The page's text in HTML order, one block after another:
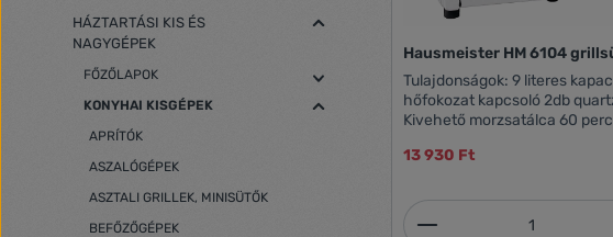
HÁZTARTÁSI KIS ÉS
NAGYGÉPEK
FŐZŐLAPOK
KONYHAI KISGÉPEK
APRÍTÓK
ASZALÓGÉPEK
ASZTALI GRILLEK, MINISÜTŐK
BEFŐZŐGÉPEK
Hausmeister HM 6104
Tulajdonságok: 9 literes kapacitás 90-230°C
hőfokozat kapcsoló 2db quartz fűtőelem
Kivehető morzsatálca 60 perces időzítő
13 930 Ft